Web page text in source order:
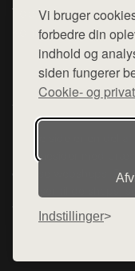
Vi bruger
forbedre din
indhold og
siden fungerer
Cookie- og
Indstillinger
Top Rabatter
Kontakt
Denne side er en del
hjemmesider med
diverse webshops.
varerne på lager.